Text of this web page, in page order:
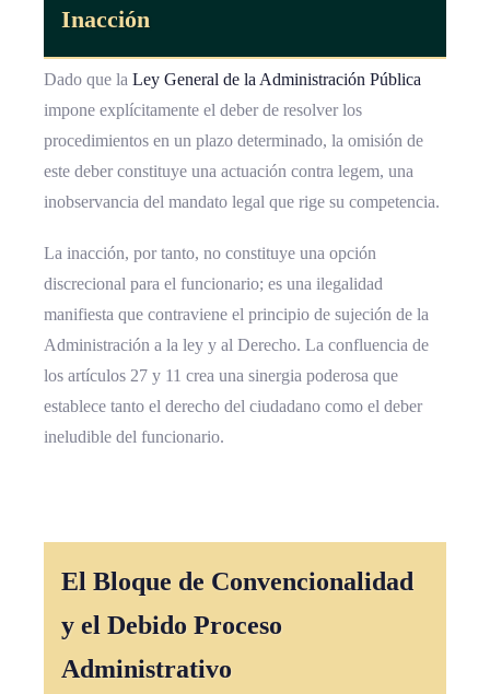
Inacción
Dado que la Ley General de la Administración Pública
impone explícitamente el deber de resolver los
procedimientos en un plazo determinado, la omisión de
este deber constituye una actuación contra legem, una
inobservancia del mandato legal que rige su competencia.
La inacción, por tanto, no constituye una opción
discrecional para el funcionario; es una ilegalidad
manifiesta que contraviene el principio de sujeción de la
Administración a la ley y al Derecho. La confluencia de
los artículos 27 y 11 crea una sinergia poderosa que
establece tanto el derecho del ciudadano como el deber
ineludible del funcionario.
El Bloque de Convencionalidad
y el Debido Proceso
Administrativo